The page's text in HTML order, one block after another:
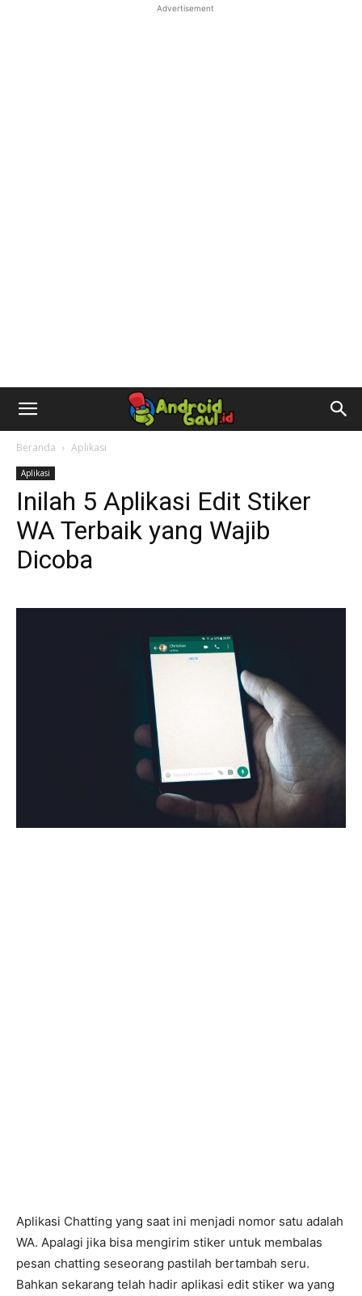
Advertisement
AndroidGaul.id
Beranda Aplikasi
Aplikasi
Inilah 5 Aplikasi Edit Stiker
WA Terbaik yang Wajib
Dicoba
Aplikasi Chatting yang saat ini menjadi nomor satu adalah
WA. Apalagi jika bisa mengirim stiker untuk membalas
pesan chatting seseorang pastilah bertambah seru.
Bahkan sekarang telah hadir aplikasi edit stiker wa yang